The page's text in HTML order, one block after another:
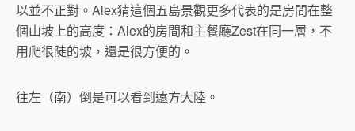
以並不正對。Alex猜這個五島景觀更多代表的是房間在整
個山坡上的高度：Alex的房間和主餐廳Zest在同一層，不
用爬很陡的坡，還是很方便的。
往左（南）倒是可以看到遠方大陸。